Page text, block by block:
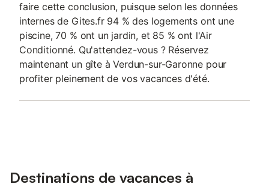
faire cette conclusion, puisque selon les données
internes de Gites.fr 94 % des logements ont une
piscine, 70 % ont un jardin, et 85 % ont l'Air
Conditionné. Qu'attendez-vous ? Réservez
maintenant un gîte à Verdun-sur-Garonne pour
profiter pleinement de vos vacances d'été.
Destinations de vacances à